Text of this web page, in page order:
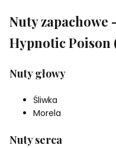
Nuty
Hypnotic Poison
Nuty głowy
Śliwka
Morela
Nuty serca